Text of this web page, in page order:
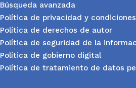
Búsqueda avanzada
Política de privacidad y
Política de derechos de autor
Política de seguridad de la
Política de gobierno digital
Política de tratamiento de datos